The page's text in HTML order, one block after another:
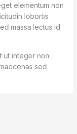
elementum non
lobortis
massa lectus id
ut integer non
sed